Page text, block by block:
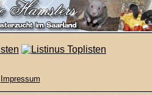
Impressum